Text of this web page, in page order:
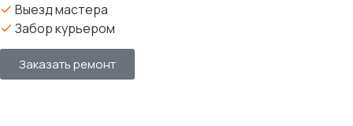
Выезд мастера
Забор курьером
Заказать ремонт